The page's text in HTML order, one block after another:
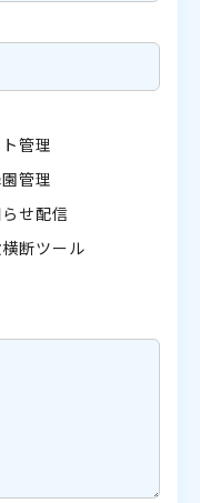
管理
管理
せ配信
断ツール